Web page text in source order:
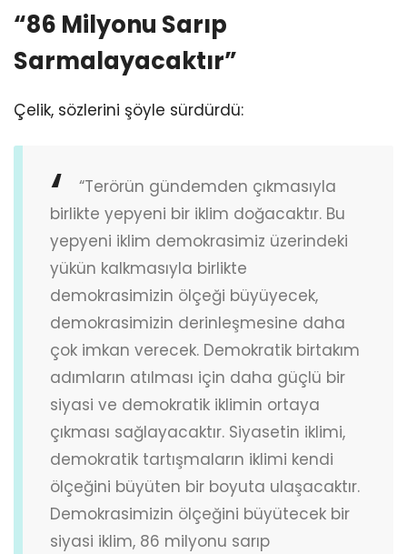
“86 Milyonu Sarıp
Sarmalayacaktır”
Çelik, sözlerini şöyle sürdürdü:
“Terörün gündemden çıkmasıyla
birlikte yepyeni bir iklim doğacaktır. Bu
yepyeni iklim demokrasimiz üzerindeki
yükün kalkmasıyla birlikte
demokrasimizin ölçeği büyüyecek,
demokrasimizin derinleşmesine daha
çok imkan verecek. Demokratik birtakım
adımların atılması için daha güçlü bir
siyasi ve demokratik iklimin ortaya
çıkması sağlayacaktır. Siyasetin iklimi,
demokratik tartışmaların iklimi kendi
ölçeğini büyüten bir boyuta ulaşacaktır.
Demokrasimizin ölçeğini büyütecek bir
siyasi iklim, 86 milyonu sarıp